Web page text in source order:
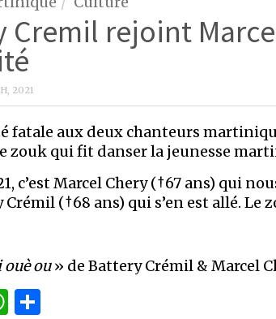
Cremil rejoint
2021
fatale aux deux chanteurs
zouk qui fit danser la jeunesse
c’est Marcel Chery (†67 ans) qui
Crémil (†68 ans) qui s’en est allé.
ou» de Battery Crémil & Marcel
WhatsApp